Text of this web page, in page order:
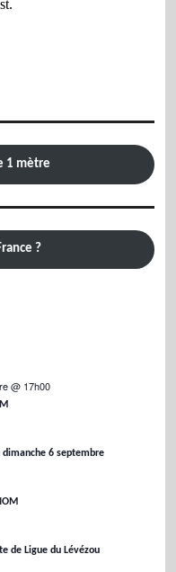
1 mètre
?
@ 17h00
dimanche 6 septembre
de Ligue du Lévézou